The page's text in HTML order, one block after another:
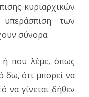
κυριαρχικών
των
σύνορα.
ή που λέμε, όπως
δω, ότι μπορεί να
να γίνεται δήθεν